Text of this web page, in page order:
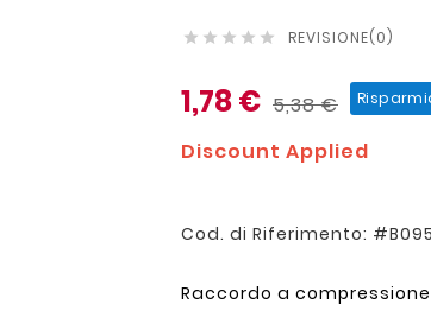
     REVISIONE(0)
1,78 € 5,38 €
Discount Applied
Cod. di Riferimento:
Raccordo a